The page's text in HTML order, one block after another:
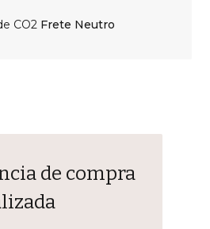
CO2 Frete Neutro
de compra